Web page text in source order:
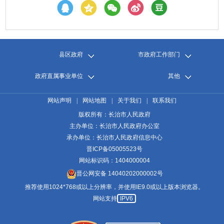
县区政府 市政府工作部门
政府直属事业单位 其他
网站声明 网站地图 关于我们
联系我们
版权所有：长治市人民政府
主办单位：长治市人民政府办公室
承办单位：长治市人民政府信息中心
晋ICP备05005523号
网站标识码：1404000004
晋公网安备 14040202000002号
推荐使用1024*768或以上分辨率，并使用IE9.0或以上版本浏览器。
网站支持
IPV6